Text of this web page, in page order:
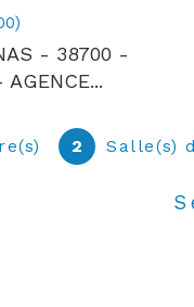
- 38700 -
AGENCE...
2 Salle(s)